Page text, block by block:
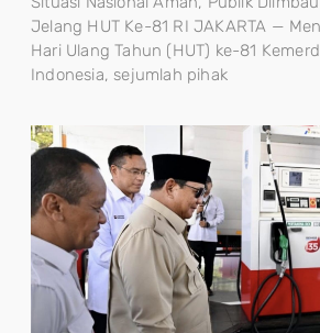
Jelang HUT Ke-81 RI JAKARTA —
Hari Ulang Tahun (HUT) ke-81
Indonesia, sejumlah pihak